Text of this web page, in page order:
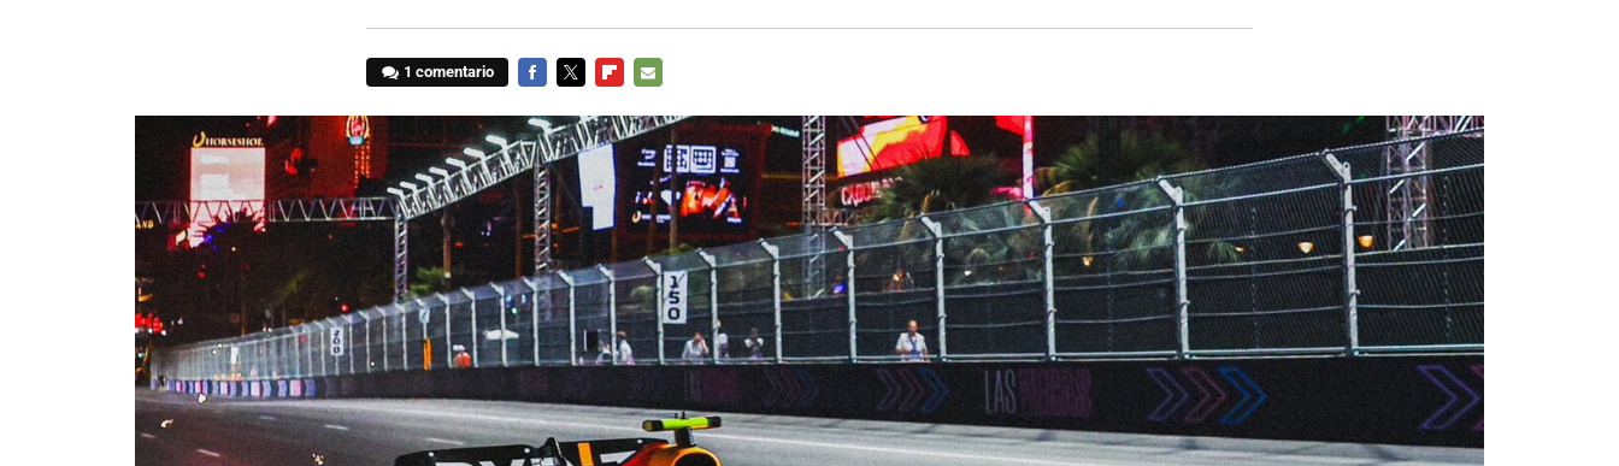
1 comentario
MAIL